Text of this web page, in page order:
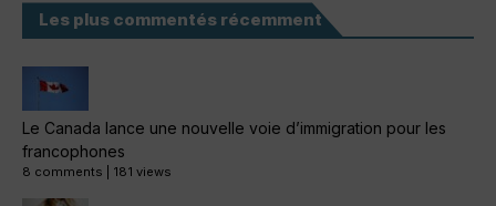
Les plus commentés récemment
Le Canada lance une nouvelle voie d’immigration pour les
francophones
8 comments 181 views